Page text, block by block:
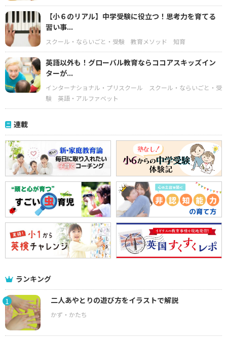
【小６のリアル】中学受験に役立つ！思考力を育てる
習い事...
スクール・ならいごと・受験 教育メソッド 知育
英語以外も！グローバル教育ならココアスキッズイン
ターが...
インターナショナル・プリスクール
スクール・ならいごと・受
験
英語・アルファベット
連載
ランキング
1 二人あやとりの遊び方をイラストで解説